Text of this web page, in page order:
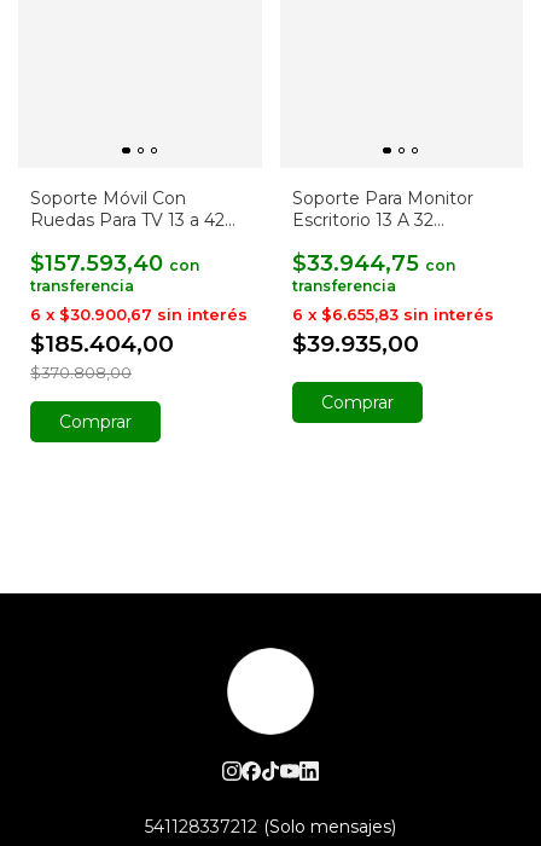
Soporte Móvil Con
Ruedas Para TV 13 a 42
$157.593,40 con
$185.404,00
$370.808,00
6 x $30.900,67 sin interés
Soporte Para Monitor
Escritorio 13 A 32
$33.944,75 con
$39.935,00
6 x $6.655,83 sin interés
Comprar
541128337212